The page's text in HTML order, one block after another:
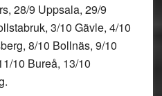
28/9 Uppsala, 29/9
3/10 Gävle, 4/10
8/10 Bollnäs, 9/10
10 Bureå, 13/10